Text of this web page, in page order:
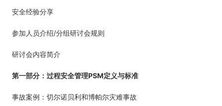
安全经验分享
参加人员介绍/分组研讨会规则
研讨会内容简介
第一部分：过程安全管理PSM定义与标准
事故案例：切尔诺贝利和博帕尔灾难事故